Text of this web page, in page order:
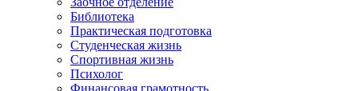
Библиотека
Практическая подготовка
Студенческая жизнь
Спортивная жизнь
Психолог
Финансовая грамотность